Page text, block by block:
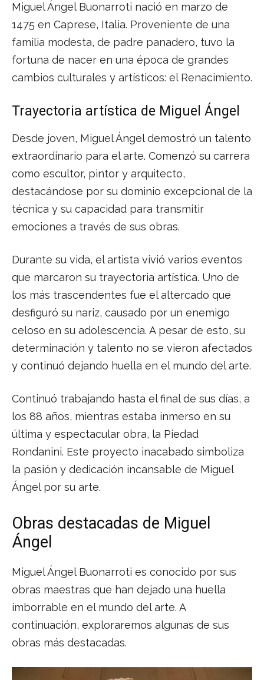
Miguel Ángel Buonarroti nació en marzo de
1475 en Caprese, Italia. Proveniente de una
familia modesta, de padre panadero, tuvo la
fortuna de nacer en una época de grandes
cambios culturales y artísticos: el Renacimiento.
Trayectoria artística de Miguel Ángel
Desde joven, Miguel Ángel demostró un talento
extraordinario para el arte. Comenzó su carrera
como escultor, pintor y arquitecto,
destacándose por su dominio excepcional de la
técnica y su capacidad para transmitir
emociones a través de sus obras.
Durante su vida, el artista vivió varios eventos
que marcaron su trayectoria artística. Uno de
los más trascendentes fue el altercado que
desfiguró su nariz, causado por un enemigo
celoso en su adolescencia. A pesar de esto, su
determinación y talento no se vieron afectados
y continuó dejando huella en el mundo del arte.
Continuó trabajando hasta el final de sus días, a
los 88 años, mientras estaba inmerso en su
última y espectacular obra, la Piedad
Rondanini. Este proyecto inacabado simboliza
la pasión y dedicación incansable de Miguel
Ángel por su arte.
Obras destacadas de Miguel
Ángel
Miguel Ángel Buonarroti es conocido por sus
obras maestras que han dejado una huella
imborrable en el mundo del arte. A
continuación, exploraremos algunas de sus
obras más destacadas.